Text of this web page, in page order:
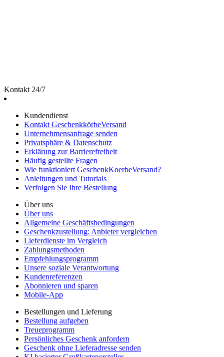
Kontakt 24/7
Kundendienst
Kontakt GeschenkkörbeVersand
Unternehmensanfrage senden
Privatsphäre & Datenschutz
Erklärung zur Barrierefreiheit
Häufig gestellte Fragen
Wie funktioniert GeschenkKoerbeVersand?
Anleitungen und Tutorials
Verfolgen Sie Ihre Bestellung
Über uns
Über uns
Allgemeine Geschäftsbedingungen
Geschenkzustellung: Anbieter vergleichen
Lieferdienste im Vergleich
Zahlungsmethoden
Empfehlungsprogramm
Unsere soziale Verantwortung
Kundenreferenzen
Abonnieren und sparen
Mobile-App
Bestellungen und Lieferung
Bestellung aufgeben
Treueprogramm
Persönliches Geschenk anfordern
Geschenk ohne Lieferadresse senden